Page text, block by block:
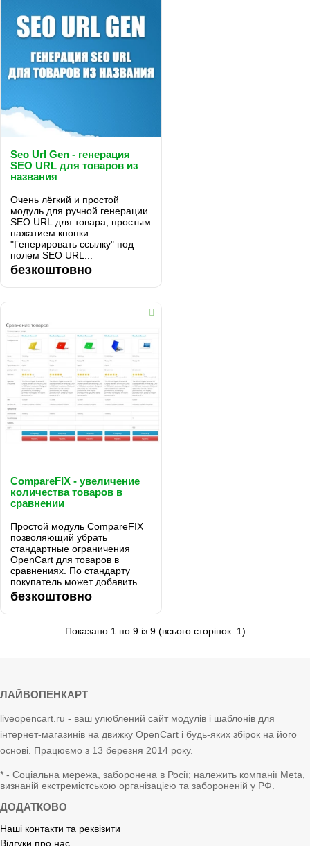
Seo Url Gen - генерация
SEO URL для товаров из
названия
Очень лёгкий и простой
модуль для ручной генерации
SEO URL для товара, простым
нажатием кнопки
"Генерировать ссылку" под
полем SEO URL...
безкоштовно
CompareFIX - увеличение
количества товаров в
сравнении
Простой модуль CompareFIX
позволяющий убрать
стандартные ограничения
OpenCart для товаров в
сравнениях. По стандарту
покупатель может добавить
только 4 товара в сравнения.
Модуль позволяет увеличить
безкоштовно
Показано 1 по 9 із 9 (всього сторінок: 1)
ЛАЙВОПЕНКАРТ
liveopencart.ru - ваш улюблений сайт модулів і шаблонів для
інтернет-магазинів на движку OpenCart і будь-яких збірок на його
основі. Працюємо з 13 березня 2014 року.
* - Соціальна мережа, заборонена в Росії; належить компанії Meta,
визнаній екстремістською організацією та забороненій у РФ.
ДОДАТКОВО
Наші контакти та реквізити
Відгуки про нас